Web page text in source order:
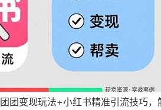
变现玩法+小红书精准引流技巧，